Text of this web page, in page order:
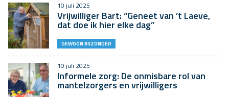
10 juli 2025
Vrijwilliger Bart: “Geneet van ’t Laeve,
dat doe ik hier elke dag”
GEWOON BIJZONDER
10 juli 2025
Informele zorg: De onmisbare rol van
mantelzorgers en vrijwilligers